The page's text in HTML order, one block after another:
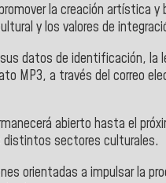
la creación artística y
y los valores de
datos de identificación, la
MP3, a través del correo
abierto hasta el
distintos sectores culturales.
orientadas a impulsar la